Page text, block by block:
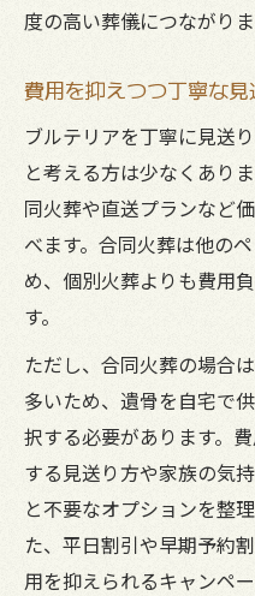
度の高い葬儀につながりま
費用を抑えつつ丁寧な
ブルテリアを丁寧に見送
と考える方は少なくあり
同火葬や直送プランなど
べます。合同火葬は他の
め、個別火葬よりも費用
す。
ただし、合同火葬の場合
多いため、遺骨を自宅で
択する必要があります。
する見送り方や家族の気
と不要なオプションを整
た、平日割引や早期予約
用を抑えられるキャンペ